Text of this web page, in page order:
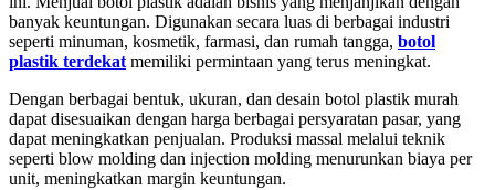
banyak keuntungan. Digunakan secara luas di berbagai industri
seperti minuman, kosmetik, farmasi, dan rumah tangga, botol
plastik terdekat memiliki permintaan yang terus meningkat.
Dengan berbagai bentuk, ukuran, dan desain botol plastik murah
dapat disesuaikan dengan harga berbagai persyaratan pasar, yang
dapat meningkatkan penjualan. Produksi massal melalui teknik
seperti blow molding dan injection molding menurunkan biaya per
unit, meningkatkan margin keuntungan.